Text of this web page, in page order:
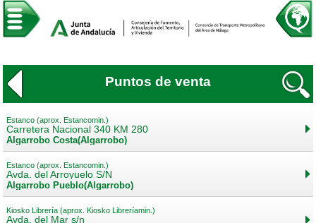
Puntos de venta
Estanco (aprox. Estancomin.)
Carretera Nacional 340 KM 280
Algarrobo Costa(Algarrobo)
Estanco (aprox. Estancomin.)
Avda. del Arroyuelo S/N
Algarrobo Pueblo(Algarrobo)
Kiosko Librería (aprox. Kiosko Libreríamin.)
Avda. del Mar s/n